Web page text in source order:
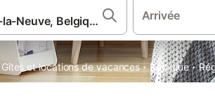
Arrivée
Gîtes et locations de vacances · Belgique ·